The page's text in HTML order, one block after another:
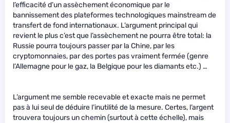
l’efficacité d’un assèchement économique par le
bannissement des plateformes technologiques mainstream de
transfert de fond internationaux. L’argument principal qui
revient le plus c’est que l’assèchement ne pourra être total: la
Russie pourra toujours passer par la Chine, par les
cryptomonnaies, par des portes pas vraiment fermée (genre
l’Allemagne pour le gaz, la Belgique pour les diamants etc.) …
L’argument me semble recevable et exacte mais ne permet
pas à lui seul de déduire l’inutilité de la mesure. Certes, l’argent
trouvera toujours un chemin (surtout à cette échelle), mais